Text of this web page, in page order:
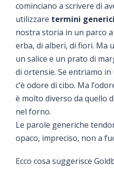
cominciano a scrivere di
utilizzare termini
nostra storia in un parco
erba, di alberi, di fiori. Ma
un salice e un prato di
di ortensie. Se entriamo in
c’è odore di cibo. Ma
è molto diverso da quello
nel forno.
Le parole generiche
opaco, impreciso, non a
Ecco cosa suggerisce